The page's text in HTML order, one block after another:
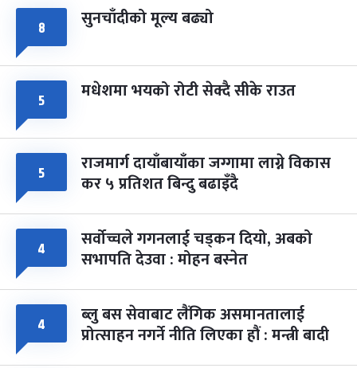
८ सुनचाँदीको मूल्य बढ्यो
५ मधेशमा भयको रोटी सेक्दै सीके राउत
५ राजमार्ग दायाँबायाँका जग्गामा लाग्ने विकास
कर ५ प्रतिशत बिन्दु बढाइँदै
४ सर्वोच्चले गगनलाई चड्कन दियो, अबको
सभापति देउवा : मोहन बस्नेत
४ ब्लु बस सेवाबाट लैंगिक असमानतालाई
प्रोत्साहन नगर्ने नीति लिएका हौं : मन्त्री बादी